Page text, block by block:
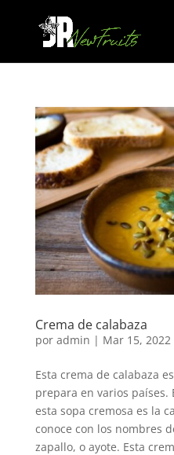
Crema de calabaza
por admin | Mar 15, 2022
Esta crema de calabaza
prepara en varios
esta sopa cremosa es la
conoce con los nombres
zapallo, o ayote. Esta